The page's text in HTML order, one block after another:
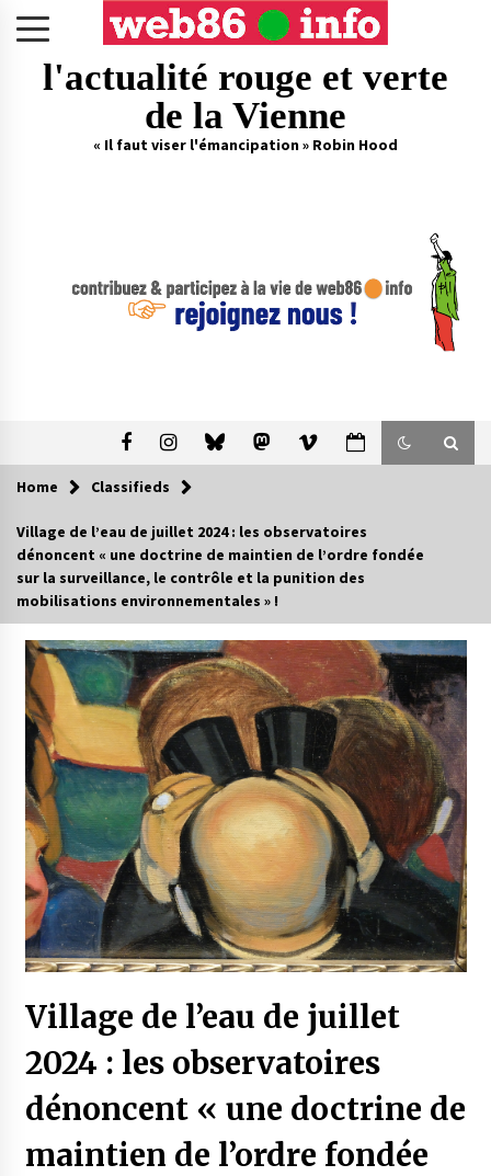
l'actualité rouge et verte
de la Vienne
« Il faut viser l'émancipation » Robin Hood
Home Classifieds
Village de l’eau de juillet 2024 : les observatoires
dénoncent « une doctrine de maintien de l’ordre fondée
sur la surveillance, le contrôle et la punition des
mobilisations environnementales » !
Village de l’eau de juillet
2024 : les observatoires
dénoncent « une doctrine de
maintien de l’ordre fondée